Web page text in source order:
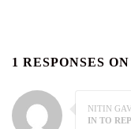
1 RESPONSES
NITIN
IN TO